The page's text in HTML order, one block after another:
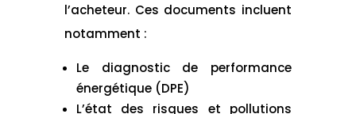
l’acheteur. Ces documents incluent
notamment :
Le diagnostic de performance
énergétique (DPE)
L’état des risques et pollutions